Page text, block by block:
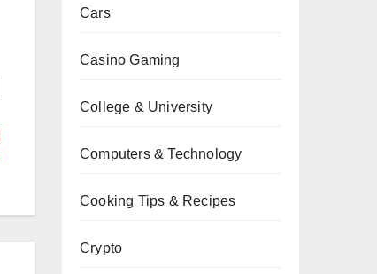
Cars
Casino Gaming
College & University
Computers & Technology
Cooking Tips & Recipes
Crypto